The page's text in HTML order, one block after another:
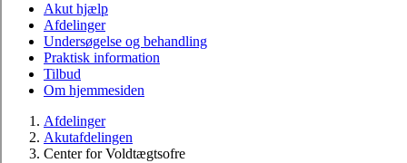
Akut hjælp
Afdelinger
Undersøgelse og behandling
Praktisk information
Tilbud
Om hjemmesiden
Afdelinger
Akutafdelingen
Center for Voldtægtsofre